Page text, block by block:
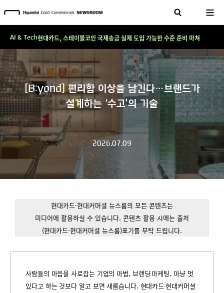
[B:yond] 편리함 이상을 남긴다…브랜드가
설계하는 ‘수고’의 기술
2026.07.09
현대카드·현대커머셜 뉴스룸의 모든 콘텐츠는
미디어에 활용하실 수 있습니다. 콘텐츠 활용 시에는 출처
(현대카드·현대커머셜 뉴스룸)표기를 부탁 드립니다.
사람들의 마음을 사로잡는 기업의 마법, 브랜딩∙마케팅. 마냥 멋
있다고 하는 것보다 알고 보면 새롭습니다. 현대카드∙현대커머셜
AI & Tech현대카드, 스테이블코인 국제송금 실제 도입 가능한 수준 준비 마쳐
'AI에게도 배운다'…현대카드·현대커머셜이 'AX 시대'에 대응하는 방식
테크 그 이상의 답을 찾다!
현대카드, 스테이블코인 국제송금 실제 도입 가능한 수준 준비 마쳐
'AI에게도 배운다'…현대카드·현대커머셜이 'AX 시대'에 대응하는 방식
테크 그 이상의 답을 찾다!